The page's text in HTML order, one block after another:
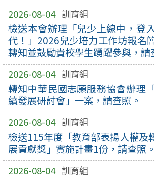
2026-08-04 訓育組
檢送本會辦理「兒少上線中，登
代！」2026兒少培力工作坊報名
轉知並鼓勵貴校學生踴躍參與，請
2026-08-04 訓育組
轉知中華民國志願服務協會辦理
續發展研討會」一案，請查照。
2026-08-04 訓育組
檢送115年度「教育部表揚人權及
展貢獻獎」實施計畫1份，請查照。
2026-08-04 訓育組